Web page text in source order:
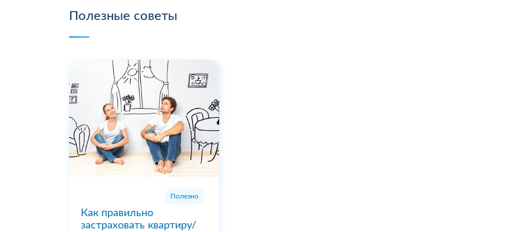
Полезные советы
Полезно
Как правильно
застраховать квартиру/